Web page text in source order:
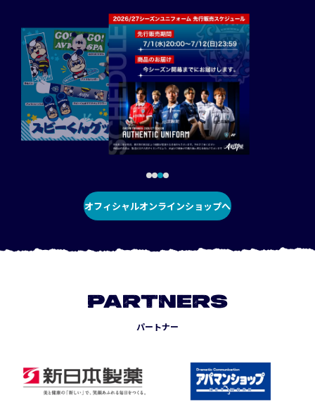
オフィシャルオンラインショップへ
PARTNERS
パートナー